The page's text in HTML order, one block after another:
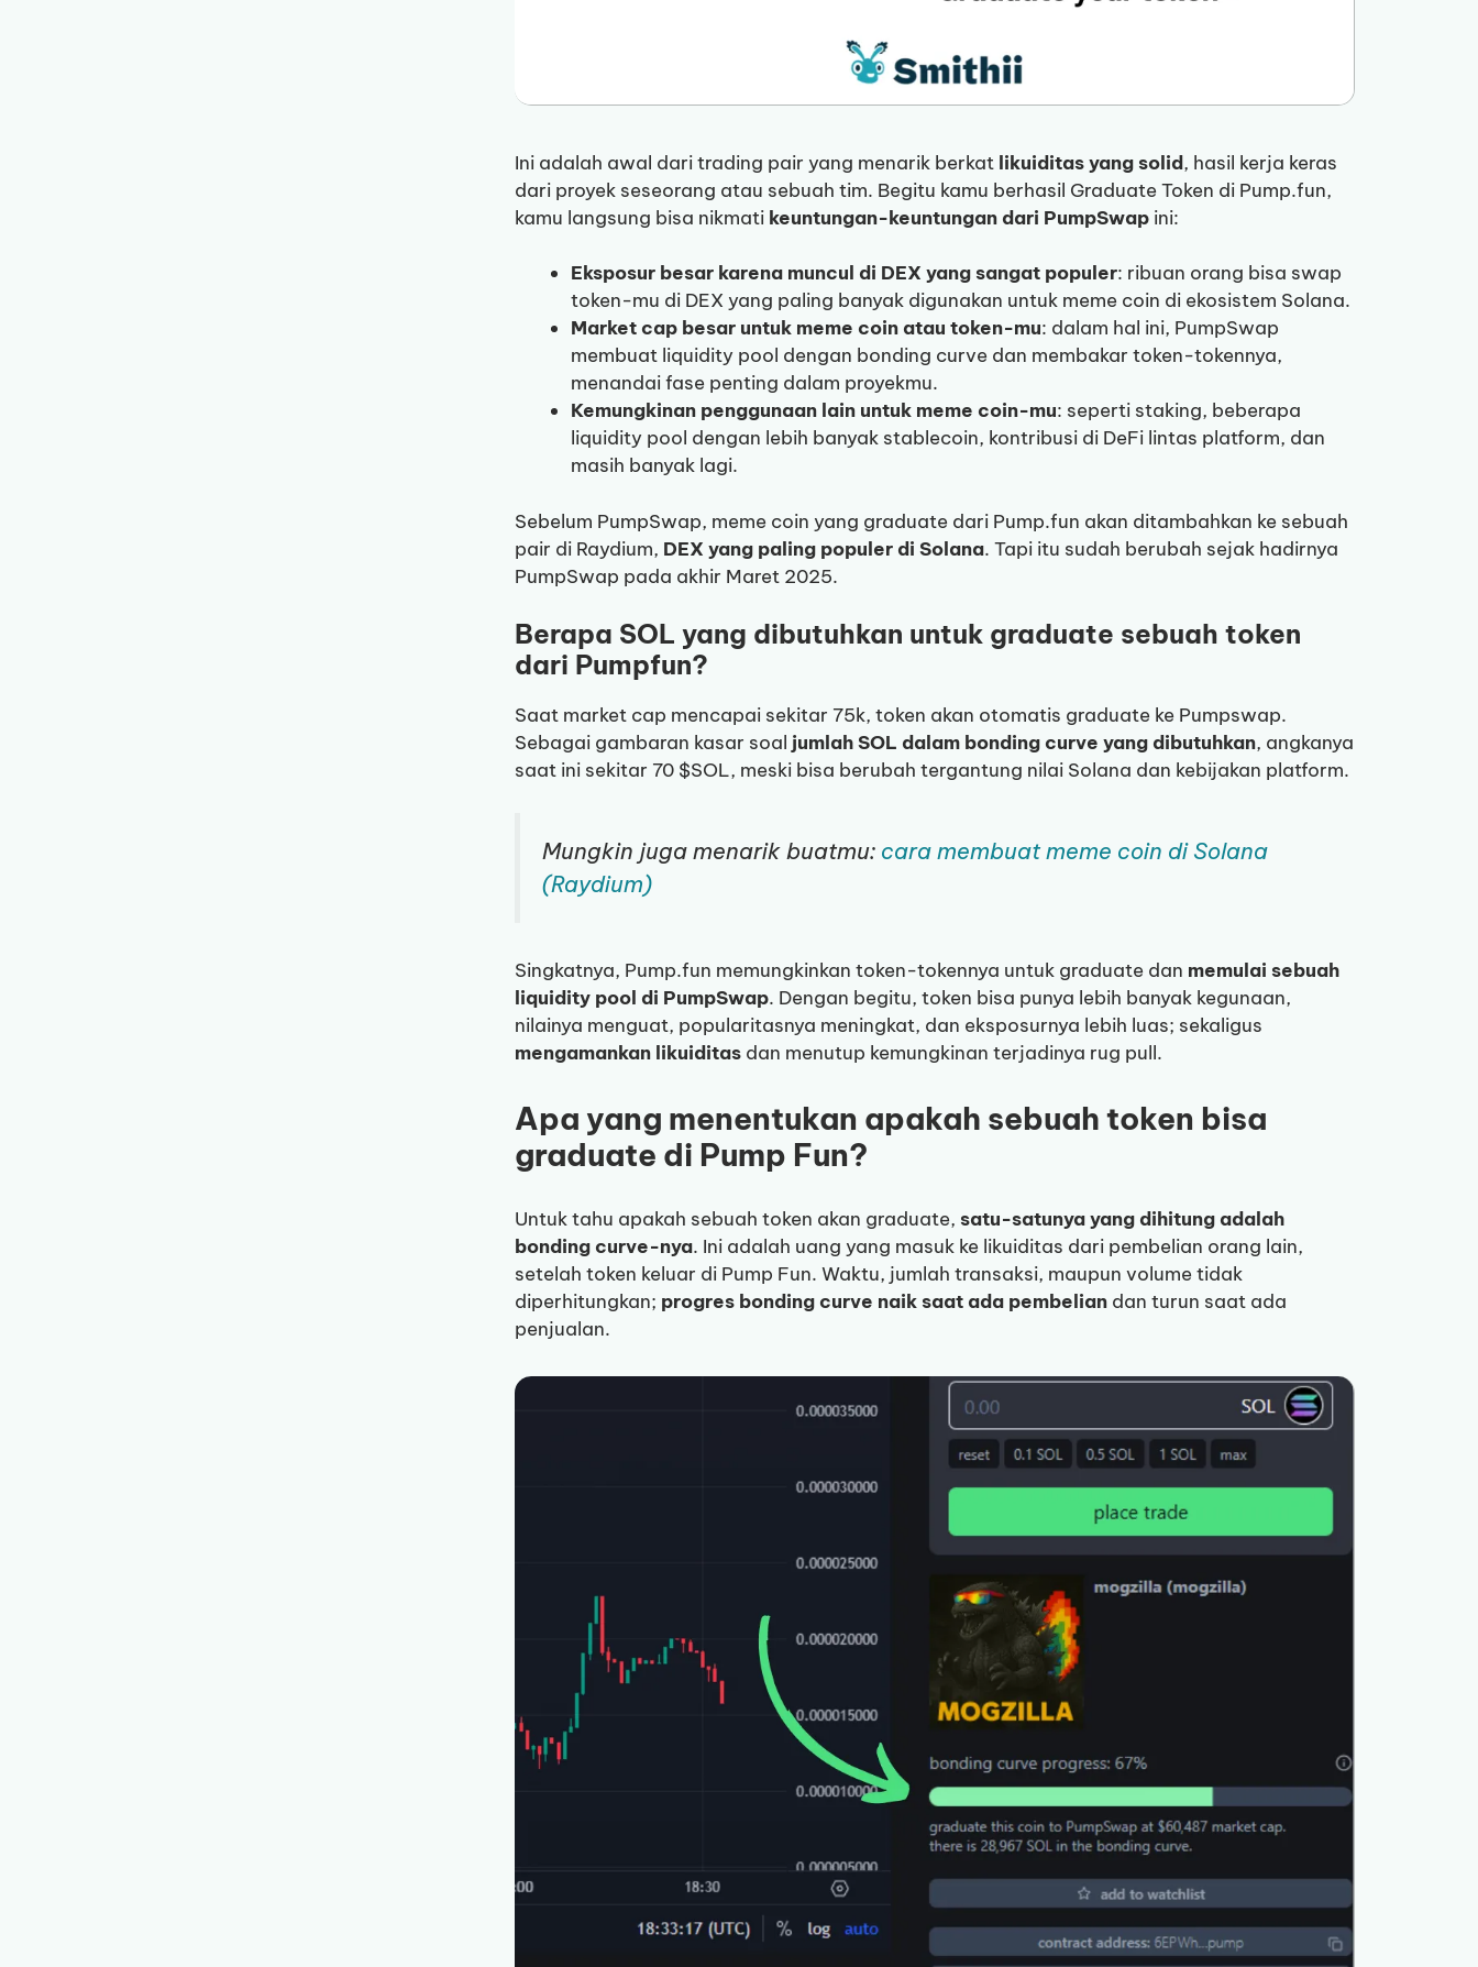
Ini adalah awal dari trading pair yang menarik berkat likuiditas yang solid, hasil kerja keras
dari proyek seseorang atau sebuah tim. Begitu kamu berhasil Graduate Token di Pump.fun,
kamu langsung bisa nikmati keuntungan-keuntungan dari PumpSwap ini:
Eksposur besar karena muncul di DEX yang sangat populer: ribuan orang bisa swap
token-mu di DEX yang paling banyak digunakan untuk meme coin di ekosistem Solana.
Market cap besar untuk meme coin atau token-mu: dalam hal ini, PumpSwap
membuat liquidity pool dengan bonding curve dan membakar token-tokennya,
menandai fase penting dalam proyekmu.
Kemungkinan penggunaan lain untuk meme coin-mu: seperti staking, beberapa
liquidity pool dengan lebih banyak stablecoin, kontribusi di DeFi lintas platform, dan
masih banyak lagi.
Sebelum PumpSwap, meme coin yang graduate dari Pump.fun akan ditambahkan ke sebuah
pair di Raydium, DEX yang paling populer di Solana. Tapi itu sudah berubah sejak hadirnya
PumpSwap pada akhir Maret 2025.
Berapa SOL yang dibutuhkan untuk graduate sebuah token
dari Pumpfun?
Saat market cap mencapai sekitar 75k, token akan otomatis graduate ke Pumpswap.
Sebagai gambaran kasar soaljumlah SOL dalam bonding curve yang dibutuhkan, angkanya
saat ini sekitar 70 $SOL, meski bisa berubah tergantung nilai Solana dan kebijakan platform.
Mungkin juga menarik buatmu: cara membuat meme coin di Solana
(Raydium)
Singkatnya, Pump.fun memungkinkan token-tokennya untuk graduate dan memulai sebuah
liquidity pool di PumpSwap. Dengan begitu, token bisa punya lebih banyak kegunaan,
nilainya menguat, popularitasnya meningkat, dan eksposurnya lebih luas; sekaligus
mengamankan likuiditas dan menutup kemungkinan terjadinya rug pull.
Apa yang menentukan apakah sebuah token bisa
graduate di Pump Fun?
Untuk tahu apakah sebuah token akan graduate, satu-satunya yang dihitung adalah
bonding curve-nya. Ini adalah uang yang masuk ke likuiditas dari pembelian orang lain,
setelah token keluar di Pump Fun. Waktu, jumlah transaksi, maupun volume tidak
diperhitungkan; progres bonding curve naik saat ada pembelian dan turun saat ada
penjualan.